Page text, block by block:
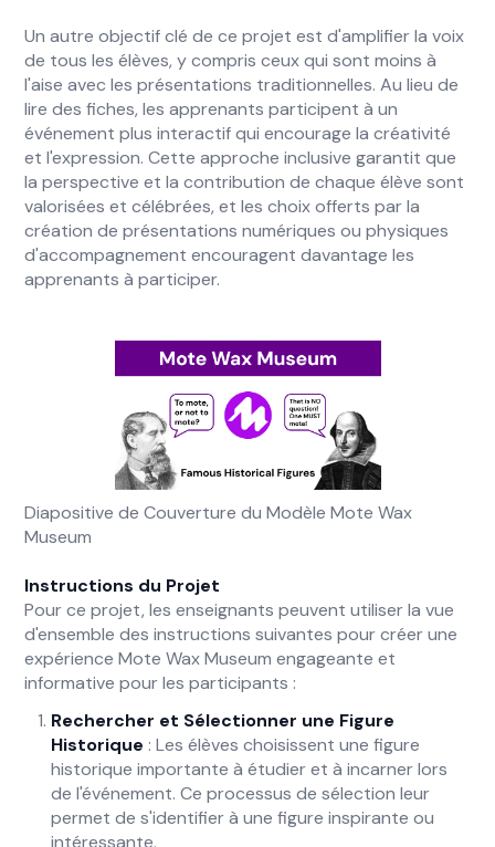
Un autre objectif clé de ce projet est d'amplifier la voix
de tous les élèves, y compris ceux qui sont moins à
l'aise avec les présentations traditionnelles. Au lieu de
lire des fiches, les apprenants participent à un
événement plus interactif qui encourage la créativité
et l'expression. Cette approche inclusive garantit que
la perspective et la contribution de chaque élève sont
valorisées et célébrées, et les choix offerts par la
création de présentations numériques ou physiques
d'accompagnement encouragent davantage les
apprenants à participer.
Diapositive de Couverture du Modèle Mote Wax
Museum
Instructions du Projet
Pour ce projet, les enseignants peuvent utiliser la vue
d'ensemble des instructions suivantes pour créer une
expérience Mote Wax Museum engageante et
informative pour les participants :
Rechercher et Sélectionner une Figure
Historique : Les élèves choisissent une figure
historique importante à étudier et à incarner lors
de l'événement. Ce processus de sélection leur
permet de s'identifier à une figure inspirante ou
intéressante.